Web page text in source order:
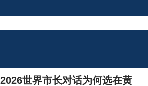
2026世界市长对话为何选在黄